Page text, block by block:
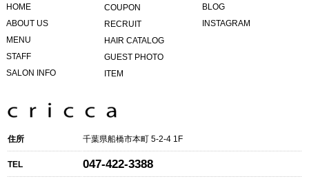
HOME
ABOUT US
MENU
STAFF
SALON INFO
COUPON
RECRUIT
HAIR CATALOG
GUEST PHOTO
ITEM
BLOG
INSTAGRAM
住所 千葉県船橋市本町 5-2-4 1F
TEL 047-422-3388